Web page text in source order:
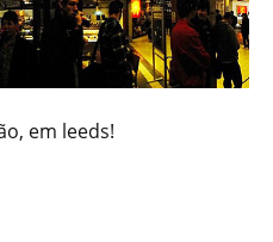
em leeds!